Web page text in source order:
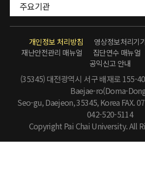
주요기관
개인정보 처리방침
영상정보처리기
재난안전관리 매뉴얼
집단연수 매뉴얼
공익신고 안내
(35345) 대전광역시 서구 배재로 155-
Baejae-ro(Doma-
Seo-gu, Daejeon, 35345, Korea FAX.
042-520-5114
Copyright Pai Chai University. All